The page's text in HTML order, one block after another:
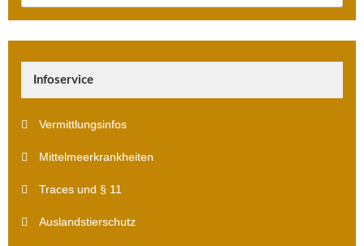
Infoservice
Vermittlungsinfos
Mittelmeerkrankheiten
Traces und § 11
Auslandstierschutz